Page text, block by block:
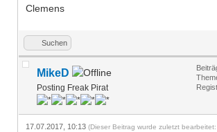
Clemens
Suchen
MikeD
Posting Freak Pirat
17.07.2017, 10:13 (Dieser Beitrag wurde zuletzt